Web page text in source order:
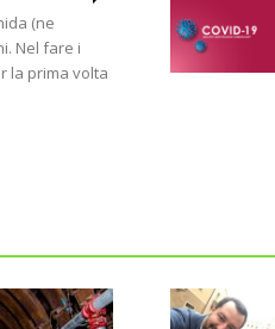
e carbone Sulcis
(ne
Nel fare i
la prima volta